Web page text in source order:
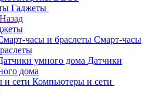
Гаджеты
Назад
Смарт-часы
Датчики
дома
Компьютеры и сети